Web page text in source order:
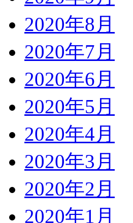
2020年8月
2020年7月
2020年6月
2020年5月
2020年4月
2020年3月
2020年2月
2020年1月